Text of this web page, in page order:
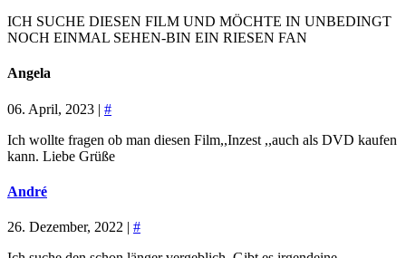
ICH SUCHE DIESEN FILM UND MÖCHTE IN UNBEDINGT
NOCH EINMAL SEHEN-BIN EIN RIESEN FAN
Angela
06. April, 2023 | #
Ich wollte fragen ob man diesen Film,,Inzest ,,auch als DVD kaufen
kann. Liebe Grüße
André
26. Dezember, 2022 | #